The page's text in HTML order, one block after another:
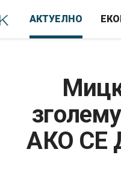
АКТУЕЛНО
АКО СЕ